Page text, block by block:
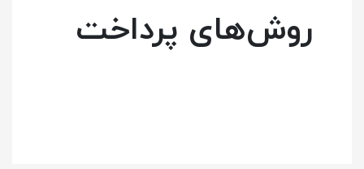
روش‌های پرداخت